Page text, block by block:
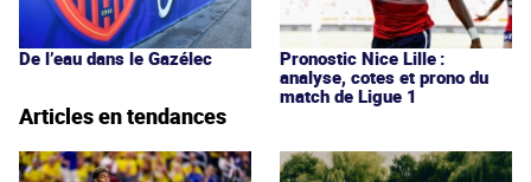
De l’eau dans le Gazélec
Pronostic Nice Lille :
analyse, cotes et prono du
match de Ligue 1
Articles en tendances